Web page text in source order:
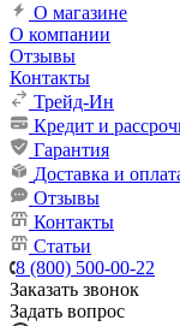
О магазине
О компании
Отзывы
Контакты
Трейд-Ин
Кредит и
Гарантия
Доставка и
Отзывы
Контакты
Статьи
8 (800) 500-00-22
Заказать звонок
Задать вопрос